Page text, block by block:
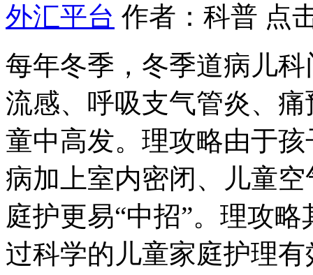
外汇平台 作者：科普 点
每年冬季，冬季道病儿
流感、呼吸支气管炎、
童中高发。理攻略由于
病加上室内密闭、儿童
庭护更易“中招”。理攻
过科学的儿童家庭护理